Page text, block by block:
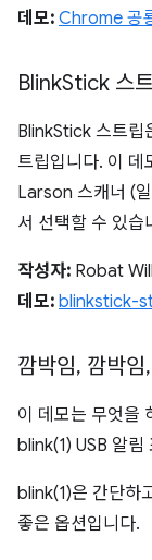
데모: Chrome 공
BlinkStick 스
BlinkStick 스트립
트립입니다. 이 데
Larson 스캐너 (
서 선택할 수 있습
작성자: Robat
데모: blinkstick-
깜박임, 깜박임,
이 데모는 무엇을
blink(1) USB 알림
blink(1)은 간단하
좋은 옵션입니다.